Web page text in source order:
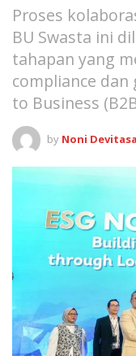
Proses
BU Swasta ini
tahapan yang
compliance dan
to Business
by Noni